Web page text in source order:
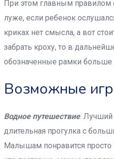
При этом главным правилом
луже, если ребенок
криках нет смысла, а вот
забрать кроху, то в
обозначенные рамки больше
Возможные
Водное путешествие. Лучший
длительная прогулка с
Малышам понравится